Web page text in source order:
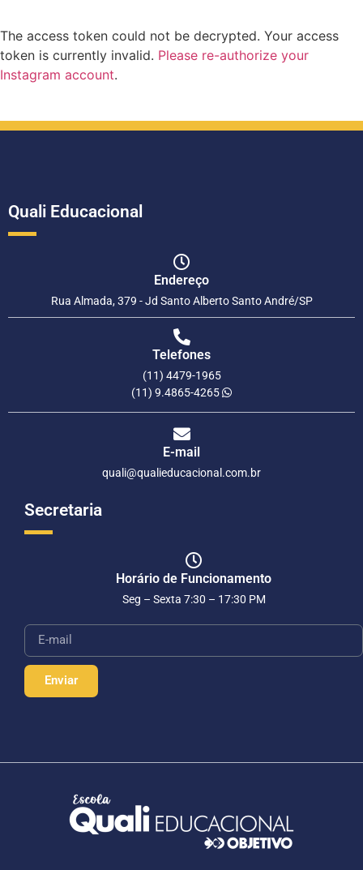
The access token could not be decrypted. Your access
token is currently invalid. Please re-authorize your
Instagram account.
Quali Educacional
Endereço
Rua Almada, 379 - Jd Santo Alberto Santo André/SP
Telefones
(11) 4479-1965
(11) 9.4865-4265
E-mail
quali@qualieducacional.com.br
Secretaria
Horário de Funcionamento
Seg – Sexta 7:30 – 17:30 PM
Enviar